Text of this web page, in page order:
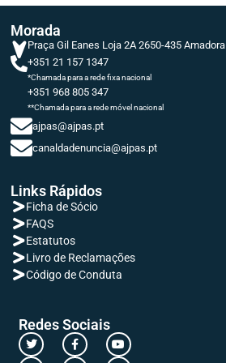
Morada
Praça Gil Eanes Loja 2A 2650-435 Amadora
+351 21 157 1347
*Chamada para a rede fixa nacional
+351 968 805 347
**Chamada para a rede móvel nacional
ajpas@ajpas.pt
canaldadenuncia@ajpas.pt
Links Rápidos
Ficha de Sócio
FAQS
Estatutos
Livro de Reclamações
Código de Conduta
Redes Sociais